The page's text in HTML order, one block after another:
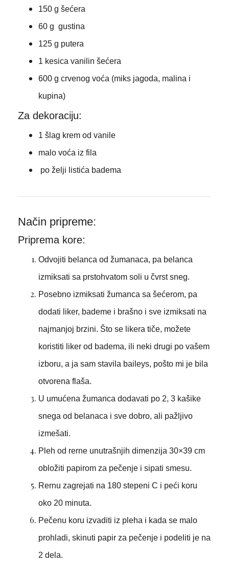
150 g šećera
60 g gustina
125 g putera
1 kesica vanilin šećera
600 g crvenog voća (miks jagoda, malina i
kupina)
Za dekoraciju:
1 šlag krem od vanile
malo voća iz fila
po želji listića badema
Način pripreme:
Priprema kore:
Odvojiti belanca od žumanaca, pa belanca
izmiksati sa prstohvatom soli u čvrst sneg.
Posebno izmiksati žumanca sa šećerom, pa
dodati liker, bademe i brašno i sve izmiksati na
najmanjoj brzini. Što se likera tiče, možete
koristiti liker od badema, ili neki drugi po vašem
izboru, a ja sam stavila baileys, pošto mi je bila
otvorena flaša.
U umućena žumanca dodavati po 2, 3 kašike
snega od belanaca i sve dobro, ali pažljivo
izmešati.
Pleh od rerne unutrašnjih dimenzija 30×39 cm
obložiti papirom za pečenje i sipati smesu.
Rernu zagrejati na 180 stepeni C i peći koru
oko 20 minuta.
Pečenu koru izvaditi iz pleha i kada se malo
prohladi, skinuti papir za pečenje i podeliti je na
2 dela.